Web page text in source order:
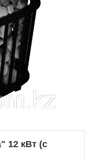
12 кВт (с